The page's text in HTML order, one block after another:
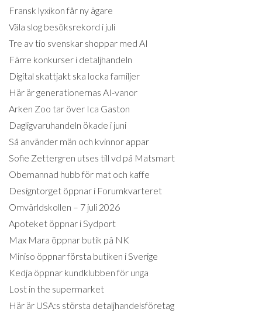
Fransk lyxikon får ny ägare
Väla slog besöksrekord i juli
Tre av tio svenskar shoppar med AI
Färre konkurser i detaljhandeln
Digital skattjakt ska locka familjer
Här är generationernas AI-vanor
Arken Zoo tar över Ica Gaston
Dagligvaruhandeln ökade i juni
Så använder män och kvinnor appar
Sofie Zettergren utses till vd på Matsmart
Obemannad hubb för mat och kaffe
Designtorget öppnar i Forumkvarteret
Omvärldskollen – 7 juli 2026
Apoteket öppnar i Sydport
Max Mara öppnar butik på NK
Miniso öppnar första butiken i Sverige
Kedja öppnar kundklubben för unga
Lost in the supermarket
Här är USA:s största detaljhandelsföretag